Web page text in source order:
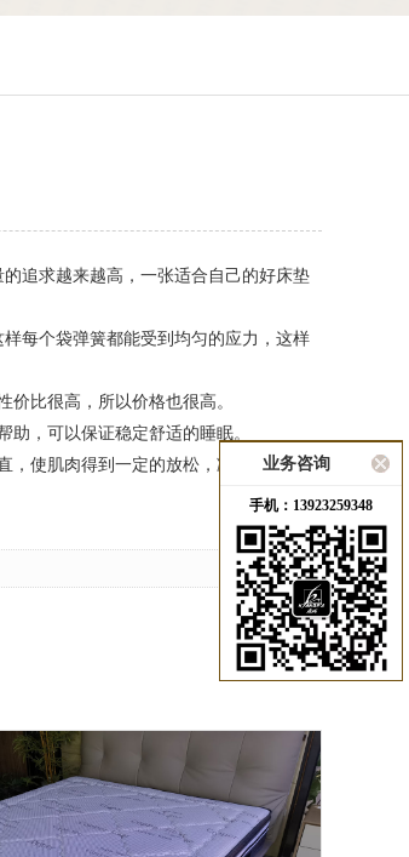
追求越来越高，一张适合自己的好床垫
每个袋弹簧都能受到均匀的应力，这样
比很高，所以价格也很高。
，可以保证稳定舒适的睡眠。
使肌肉得到一定的放松，减少睡过头的
业务咨询
手机：13923259348